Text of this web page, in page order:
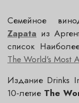
Семейное
Zapata из
список
The World's Most
Издание Drinks
10-летие The